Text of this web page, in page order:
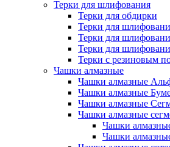
Терки для шлифования
Терки для обдирки
Терки для
Терки для
Терки для
Терки с резиновым
Чашки алмазные
Чашки алмазные
Чашки алмазные
Чашки алмазные
Чашки алмазные
Чашки
Чашки